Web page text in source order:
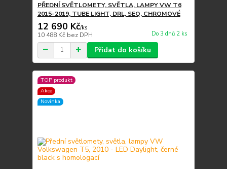
PŘEDNÍ SVĚTLOMETY, SVĚTLA, LAMPY VW T6
2015-2019, TUBE LIGHT, DRL, SEQ, CHROMOVÉ
12 690 Kč/ks
10 488 Kč bez DPH Do 3 dnů 2 ks
Přidat do košíku
TOP produkt
Akce
Novinka